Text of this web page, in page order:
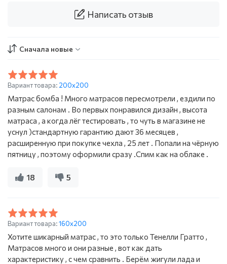
Написать отзыв
Сначала новые
Вариант товара: 200x200
Матрас бомба ! Много матрасов пересмотрели , ездили по
разным салонам . Во первых понравился дизайн , высота
матраса , а когда лёг тестировать , то чуть в магазине не
уснул )стандартную гарантию дают 36 месяцев ,
расширенную при покупке чехла , 25 лет . Попали на чёрную
пятницу , поэтому оформили сразу .Спим как на облаке .
18 5
Вариант товара:160x200
Хотите шикарный матрас , то это только Тенелли Гратто ,
Матрасов много и они разные , вот как дать
характеристику , с чем сравнить . Берём жигули лада и